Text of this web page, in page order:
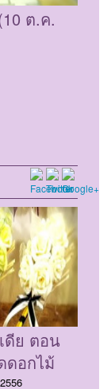
ต.ค.
ดีย ตอน
ดอกไม้